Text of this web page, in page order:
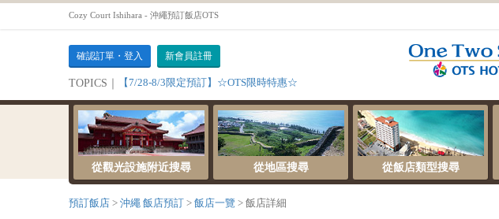
Cozy Court Ishihara - 沖繩預訂飯店OTS
確認訂單・登入 新會員註冊
TOPICS｜ 【7/28-8/3限定預訂】☆OTS限時特惠☆
從觀光設施附近搜尋 從地區搜尋 從飯店類型搜尋
預訂飯店 沖繩 飯店預訂 飯店一覽 飯店詳細